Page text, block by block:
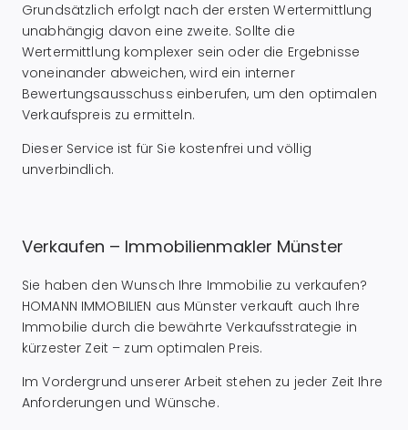
Grundsätzlich erfolgt nach der ersten Wertermittlung
unabhängig davon eine zweite. Sollte die
Wertermittlung komplexer sein oder die Ergebnisse
voneinander abweichen, wird ein interner
Bewertungsausschuss einberufen, um den optimalen
Verkaufspreis zu ermitteln.
Dieser Service ist für Sie kostenfrei und völlig
unverbindlich.
Verkaufen – Immobilienmakler Münster
Sie haben den Wunsch Ihre Immobilie zu verkaufen?
HOMANN IMMOBILIEN aus Münster verkauft auch Ihre
Immobilie durch die bewährte Verkaufsstrategie in
kürzester Zeit – zum optimalen Preis.
Im Vordergrund unserer Arbeit stehen zu jeder Zeit Ihre
Anforderungen und Wünsche.